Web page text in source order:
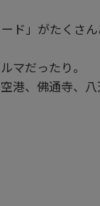
ド」がたくさ
マだったり。
港、佛通寺、